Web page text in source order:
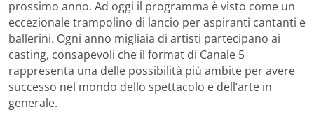
prossimo anno. Ad oggi il programma è visto come un
eccezionale trampolino di lancio per aspiranti cantanti e
ballerini. Ogni anno migliaia di artisti partecipano ai
casting, consapevoli che il format di Canale 5
rappresenta una delle possibilità più ambite per avere
successo nel mondo dello spettacolo e dell’arte in
generale.